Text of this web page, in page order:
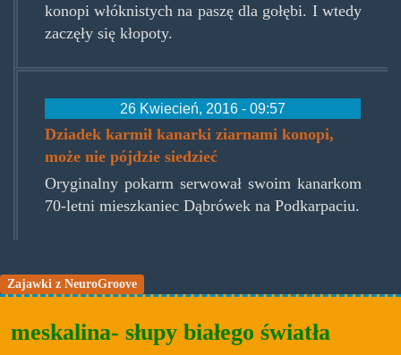
konopi włóknistych na paszę dla gołębi. I wtedy
zaczęły się kłopoty.
26 Kwiecień, 2016 - 09:57
Dziadek karmił kanarki ziarnami konopi,
może nie pójdzie siedzieć
Oryginalny pokarm serwował swoim kanarkom
70-letni mieszkaniec Dąbrówek na Podkarpaciu.
Zajawki z NeuroGroove
meskalina- słupy białego światła